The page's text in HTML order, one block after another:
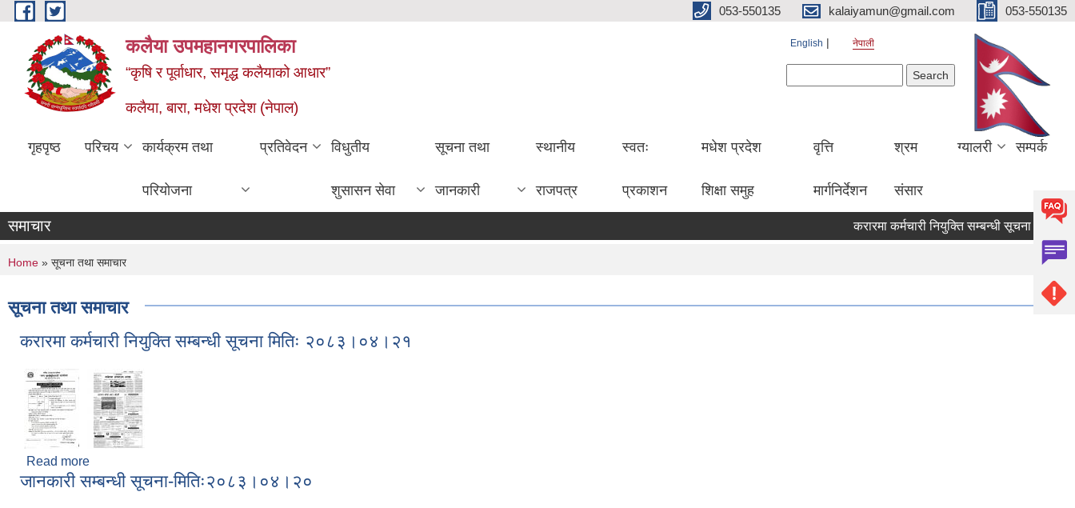
Skip to main content 053-550135 kalaiyamun@gmail.com 053-550135
कलैया उपमहानगरपालिका
“कृषि र पूर्वाधार, समृद्ध कलैयाको आधार”
कलैया, बारा, मधेश प्रदेश (नेपाल)
English नेपाली
गृहपृष्ठ परिचय कार्यक्रम तथा
परियोजना
प्रतिवेदन विधुतीय
शुसासन सेवा
सूचना तथा
जानकारी
स्थानीय
राजपत्र
स्वतः
प्रकाशन
मधेश प्रदेश
शिक्षा समुह
वृत्ति
मार्गनिर्देशन
श्रम
संसार
ग्यालरी सम्पर्क
समाचार करारमा कर्मचारी नियुक्ति सम्बन्धी सूचना मितिः
You are here
Home » सूचना तथा समाचार
सूचना तथा समाचार
करारमा कर्मचारी नियुक्ति सम्बन्धी सूचना मितिः २०८३।०४।२१
Read more
जानकारी सम्बन्धी सूचना-मितिः२०८३।०४।२०